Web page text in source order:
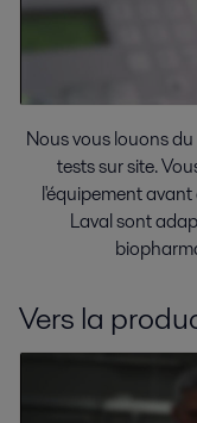
Nous vous louons
tests sur site.
l'équipement avant
Laval sont
Vers la